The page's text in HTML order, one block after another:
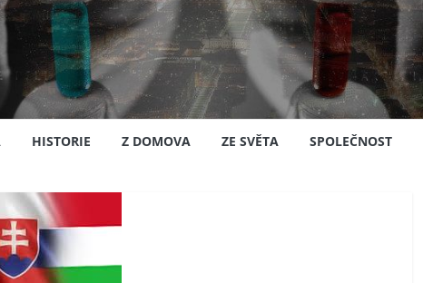
HISTORIE Z DOMOVA ZE SVĚTA SPOLEČNOST